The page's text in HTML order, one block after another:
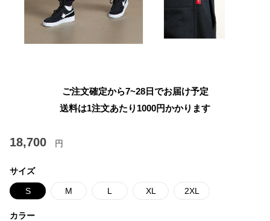
ご注文確定から7~28日でお届け予定
送料は1注文あたり 1000円かかります
18,700 円
サイズ
S M L XL 2XL
カラー